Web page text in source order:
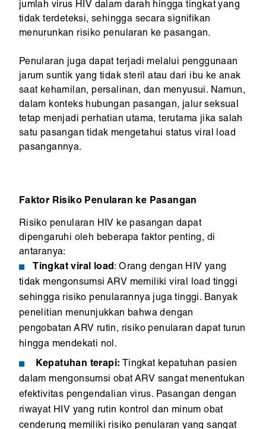
jumlah virus HIV dalam darah hingga tingkat yang
tidak terdeteksi, sehingga secara signifikan
menurunkan risiko penularan ke pasangan.
Penularan juga dapat terjadi melalui penggunaan
jarum suntik yang tidak steril atau dari ibu ke anak
saat kehamilan, persalinan, dan menyusui. Namun,
dalam konteks hubungan pasangan, jalur seksual
tetap menjadi perhatian utama, terutama jika salah
satu pasangan tidak mengetahui status viral load
pasangannya.
Faktor Risiko Penularan ke Pasangan
Risiko penularan HIV ke pasangan dapat
dipengaruhi oleh beberapa faktor penting, di
antaranya:
Tingkat viral load: Orang dengan HIV yang
tidak mengonsumsi ARV memiliki viral load tinggi
sehingga risiko penularannya juga tinggi. Banyak
penelitian menunjukkan bahwa dengan
pengobatan ARV rutin, risiko penularan dapat turun
hingga mendekati nol.
Kepatuhan terapi: Tingkat kepatuhan pasien
dalam mengonsumsi obat ARV sangat menentukan
efektivitas pengendalian virus. Pasangan dengan
riwayat HIV yang rutin kontrol dan minum obat
cenderung memiliki risiko penularan yang sangat